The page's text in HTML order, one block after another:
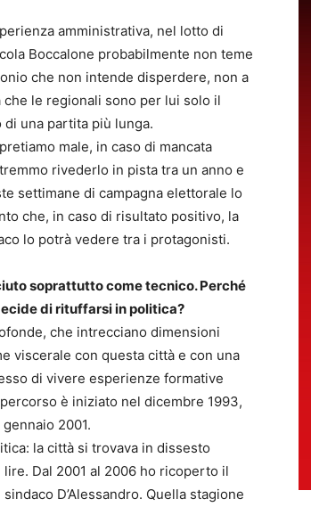
amministrativa, nel lotto di
Boccalone probabilmente non teme
che non intende disperdere, non a
che le regionali sono per lui solo il
di una partita più lunga.
male, in caso di mancata
rivederlo in pista tra un anno e
settimane di campagna elettorale lo
che, in caso di risultato positivo, la
lo potrà vedere tra i protagonisti.
soprattutto come tecnico. Perché
di rituffarsi in politica?
che intrecciano dimensioni
viscerale con questa città e con una
di vivere esperienze formative
è iniziato nel dicembre 1993,
2001.
la città si trovava in dissesto
Dal 2001 al 2006 ho ricoperto il
D’Alessandro. Quella stagione